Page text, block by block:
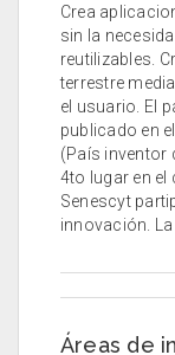
Crea
sin la
reutilizables.
terrestre
el usuario. El
publicado en
(País inventor
4to lugar en el
Senescyt
innovación.
Áreas de